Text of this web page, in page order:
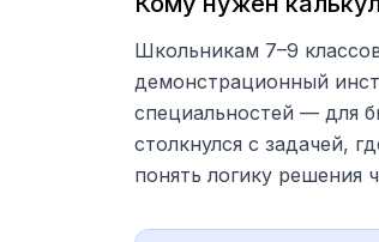
Школьникам 7–9
демонстрационный
специальностей — для
столкнулся с задачей,
понять логику решения